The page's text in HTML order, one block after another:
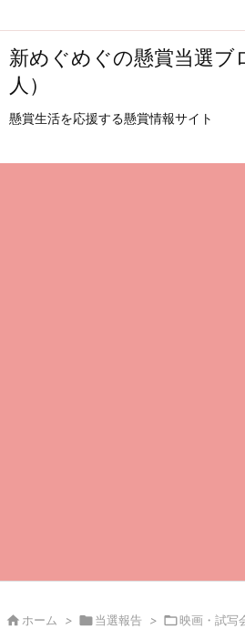
新めぐめぐの懸賞当選ブ
人）
懸賞生活を応援する懸賞情報サイト
 ホーム > 当選報告 > 映画・試写